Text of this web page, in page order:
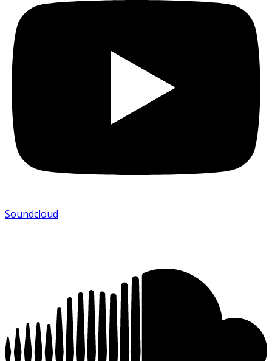
Soundcloud